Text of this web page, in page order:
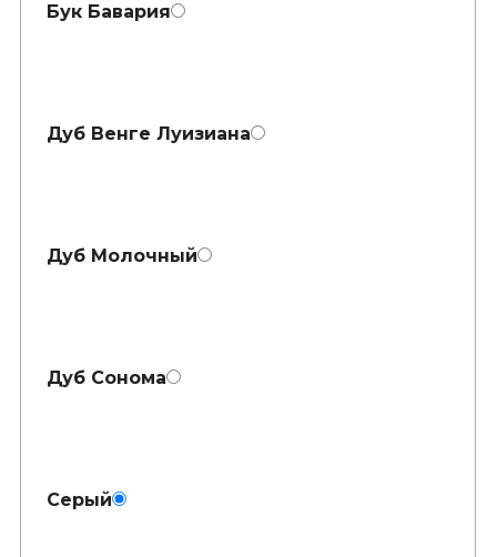
Бук Бавария
Дуб Венге Луизиана
Дуб Молочный
Дуб Сонома
Серый